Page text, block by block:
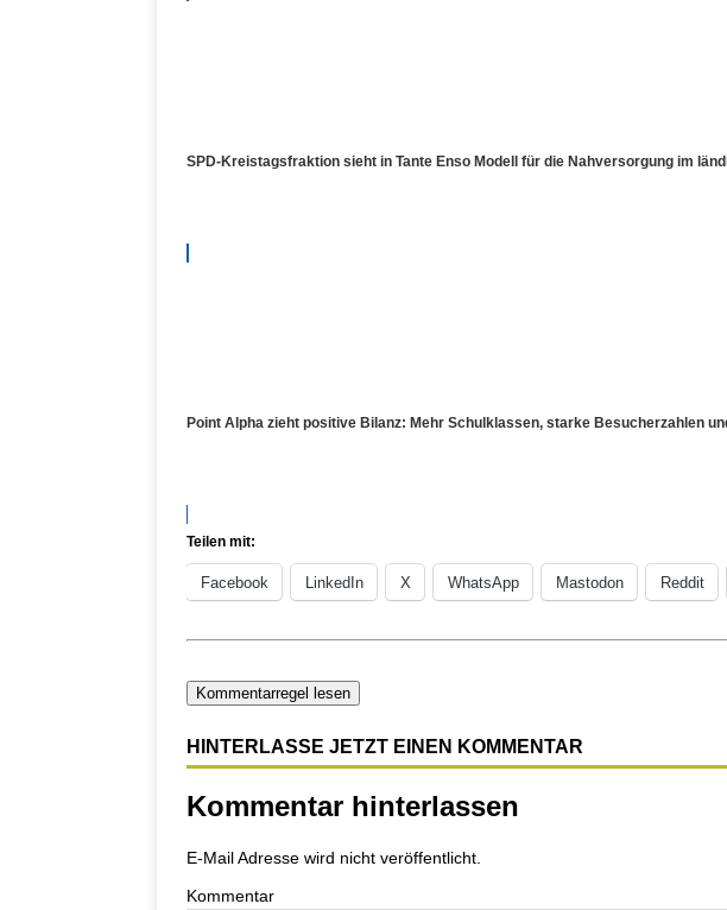
SPD-Kreistagsfraktion sieht in Tante Enso Modell für die Nahversorgung im
Point Alpha zieht positive Bilanz: Mehr Schulklassen, starke Besucherzahlen
Teilen mit:
Facebook LinkedIn X WhatsApp Mastodon Reddit
Kommentarregel lesen
HINTERLASSE JETZT EINEN KOMMENTAR
Kommentar hinterlassen
E-Mail Adresse wird nicht veröffentlicht.
Kommentar